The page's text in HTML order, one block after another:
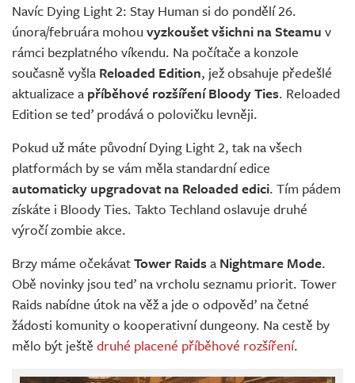
Navíc Dying Light 2: Stay Human si do pondělí 26.
února/februára mohou vyzkoušet všichni na Steamu v
rámci bezplatného víkendu. Na počítače a konzole
současně vyšla Reloaded Edition, jež obsahuje předešlé
aktualizace a příběhové rozšíření Bloody Ties. Reloaded
Edition se teď prodává o polovičku levněji.
Pokud už máte původní Dying Light 2, tak na všech
platformách by se vám měla standardní edice
automaticky upgradovat na Reloaded edici. Tím pádem
získáte i Bloody Ties. Takto Techland oslavuje druhé
výročí zombie akce.
Brzy máme očekávatTower Raids a Nightmare Mode.
Obě novinky jsou teď na vrcholu seznamu priorit. Tower
Raids nabídne útok na věž a jde o odpověď na četné
žádosti komunity o kooperativní dungeony. Na cestě by
mělo být ještě druhé placené příběhové rozšíření.